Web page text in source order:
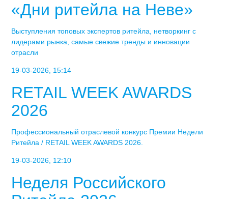
«Дни ритейла на Неве»
Выступления топовых экспертов ритейла, нетворкинг с
лидерами рынка, самые свежие тренды и инновации
отрасли
19-03-2026, 15:14
RETAIL WEEK AWARDS
2026
Профессиональный отраслевой конкурс Премии Недели
Ритейла / RETAIL WEEK AWARDS 2026.
19-03-2026, 12:10
Неделя Российского